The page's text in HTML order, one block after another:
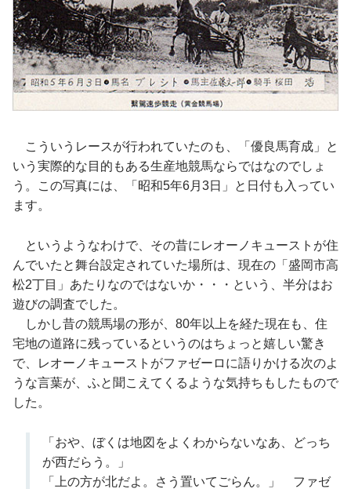
こういうレースが行われていたのも、「優良馬育成」と
いう実際的な目的もある生産地競馬ならではなのでしょ
う。この写真には、「昭和5年6月3日」と日付も入ってい
ます。
というようなわけで、その昔にレオーノキューストが住
んでいたと舞台設定されていた場所は、現在の「盛岡市高
松2丁目」あたりなのではないか・・・という、半分はお
遊びの調査でした。
しかし昔の競馬場の形が、80年以上を経た現在も、住
宅地の道路に残っているというのはちょっと嬉しい驚き
で、レオーノキューストがファゼーロに語りかける次のよ
うな言葉が、ふと聞こえてくるような気持ちもしたもので
した。
「おや、ぼくは地図をよくわからないなあ、どっち
が西だらう。」
「上の方が北だよ。さう置いてごらん。」 ファゼ